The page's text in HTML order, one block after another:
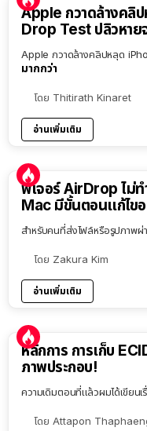
Apple กวาดล้างคลิ
Drop Test ปลิวหาย
Apple กวาดล้างคลิปหลุด
มากกว่า
โดย Thitirath Kinaret
อ่านเพิ่มเติม
ฟีเจอร์ AirDrop ไม่
Mac มีขั้นตอนแก้ไขอ
สำหรับคนที่ส่งไฟล์หรือรูปภาพ
โดย Zakura Kim
อ่านเพิ่มเติม
หลักการ การเก็บ
ภาพประกอบ!
ความเดิมตอนที่แล้วผมได้เขียน
โดย Attapon